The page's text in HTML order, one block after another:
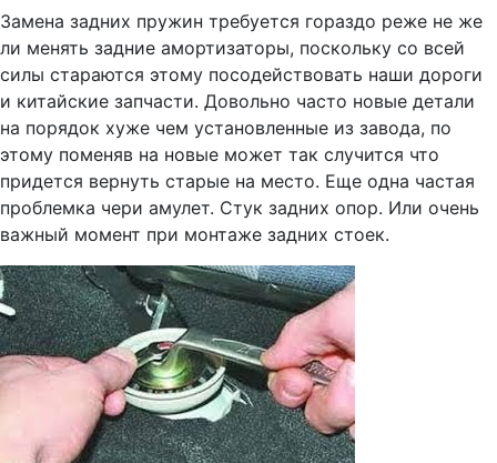
Замена задних пружин требуется гораздо реже не же
ли менять задние амортизаторы, поскольку со всей
силы стараются этому посодействовать наши дороги
и китайские запчасти. Довольно часто новые детали
на порядок хуже чем установленные из завода, по
этому поменяв на новые может так случится что
придется вернуть старые на место. Еще одна частая
проблемка чери амулет. Стук задних опор. Или очень
важный момент при монтаже задних стоек.